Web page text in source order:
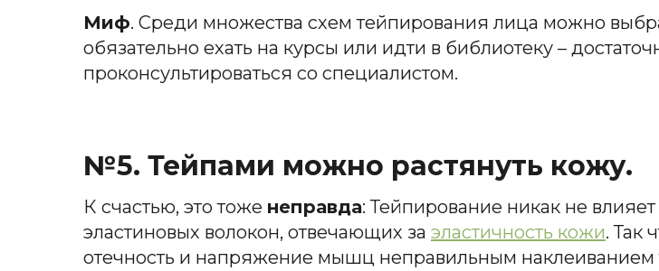
Миф. Среди множества схем тейпирования лица можно
обязательно ехать на курсы или идти в библиотеку –
проконсультироваться со специалистом.
№5. Тейпами можно растянуть кожу.
К счастью, это тоже неправда: Тейпирование никак не
эластиновых волокон, отвечающих за эластичность кожи. Так
отечность и напряжение мышц неправильным наклеиванием